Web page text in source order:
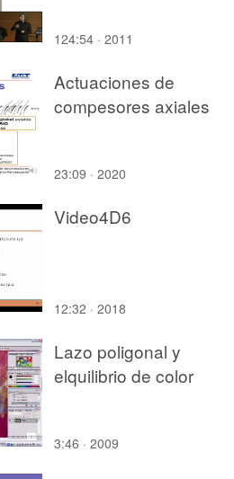
124:54 · 2011
Actuaciones de
compesores axiales
23:09 · 2020
Video4D6
12:32 · 2018
Lazo poligonal y
elquilibrio de color
3:46 · 2009